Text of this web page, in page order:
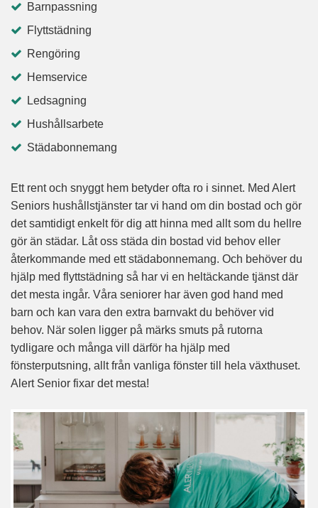
Barnpassning
Flyttstädning
Rengöring
Hemservice
Ledsagning
Hushållsarbete
Städabonnemang
Ett rent och snyggt hem betyder ofta ro i sinnet. Med Alert
Seniors hushållstjänster tar vi hand om din bostad och gör
det samtidigt enkelt för dig att hinna med allt som du hellre
gör än städar. Låt oss städa din bostad vid behov eller
återkommande med ett städabonnemang. Och behöver du
hjälp med flyttstädning så har vi en heltäckande tjänst där
det mesta ingår. Våra seniorer har även god hand med
barn och kan vara den extra barnvakt du behöver vid
behov. När solen ligger på märks smuts på rutorna
tydligare och många vill därför ha hjälp med
fönsterputsning, allt från vanliga fönster till hela växthuset.
Alert Senior fixar det mesta!